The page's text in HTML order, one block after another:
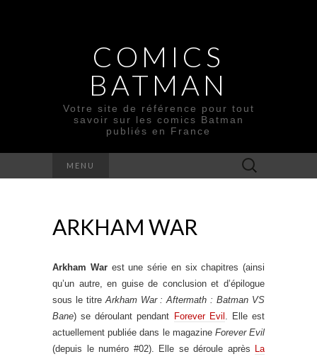
COMICS
BATMAN
Votre site de référence pour tout
savoir sur les comics Batman
publiés en France
MENU Rechercher :
ARKHAM WAR
Arkham Warest une série en six chapitres (ainsi
qu’un autre, en guise de conclusion et d’épilogue
sous le titreArkham War : Aftermath : Batman VS
Bane) se déroulant pendant Forever Evil . Elle est
actuellement publiée dans le magazine Forever Evil
(depuis le numéro #02). Elle se déroule après La